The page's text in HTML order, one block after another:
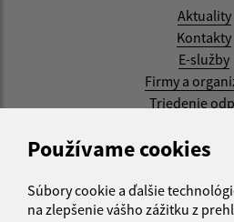
Používame cookies
Súbory cookie a ďalšie
na zlepšenie vášho zážitku z
Aktuality
Kontakty
E-služby
Firmy a
Triedenie
RSS